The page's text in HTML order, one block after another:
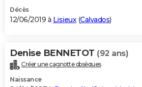
Décès
12/06/2019 à Lisieux(Calvados)
Denise BENNETOT (92 ans)
Créer une cagnotte obsèques
Naissance